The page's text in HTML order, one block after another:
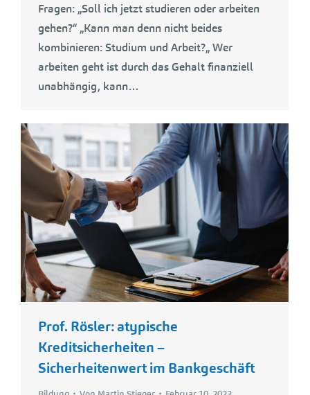
Fragen: „Soll ich jetzt studieren oder arbeiten
gehen?“ „Kann man denn nicht beides
kombinieren: Studium und Arbeit?„ Wer
arbeiten geht ist durch das Gehalt finanziell
unabhängig, kann…
Prof. Rösler: atypische
Kreditsicherheiten –
Sicherheitenwert im Bankgeschäft